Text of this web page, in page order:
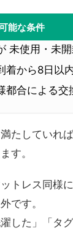
能な条件
未使用・未
着から8日以
都合による交
たしていれ
す。
トレス同様に
です。
した」「タ